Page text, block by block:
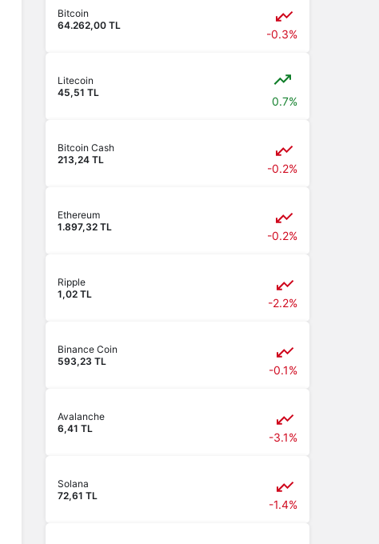
Bitcoin
64.262,00 TL
-0.3%
Litecoin
45,51 TL
0.7%
Bitcoin Cash
213,24 TL
-0.2%
Ethereum
1.897,32 TL
-0.2%
Ripple
1,02 TL
-2.2%
Binance Coin
593,23 TL
-0.1%
Avalanche
6,41 TL
-3.1%
Solana
72,61 TL
-1.4%